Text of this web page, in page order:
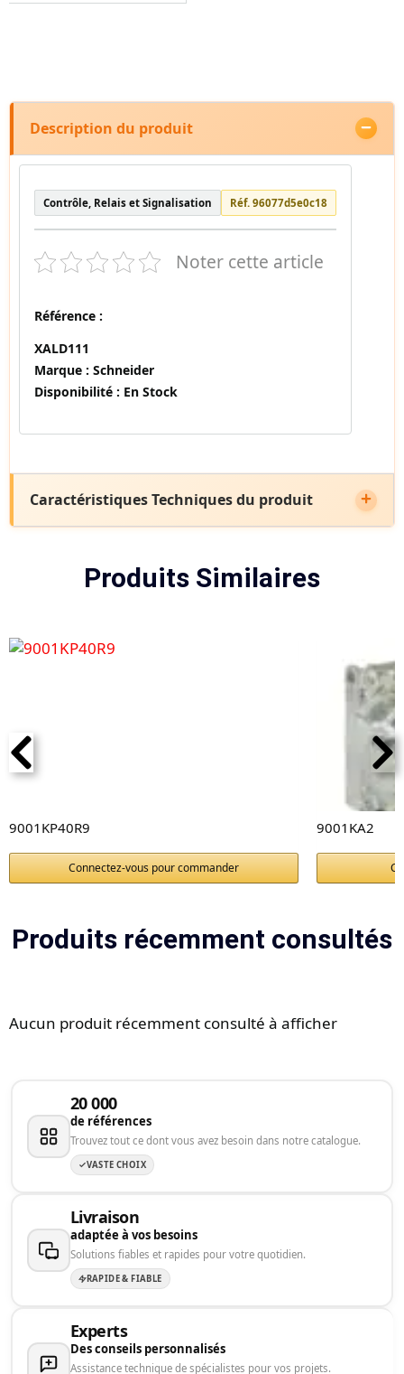
Description du produit
Contrôle, Relais et Signalisation Réf. 96077d5e0c18
Noter cette article
Référence :
XALD111
Marque : Schneider
Disponibilité : En Stock
Caractéristiques Techniques du produit
Produits Similaires
9001KP40R9
Connectez-vous pour commander
9001KA2
Produits récemment consultés
Aucun produit récemment consulté à afficher
20 000
de références
Trouvez tout ce dont vous avez besoin dans notre catalogue.
VASTE CHOIX
Livraison
adaptée à vos besoins
Solutions fiables et rapides pour votre quotidien.
RAPIDE & FIABLE
Experts
Des conseils personnalisés
Assistance technique de spécialistes pour vos projets.